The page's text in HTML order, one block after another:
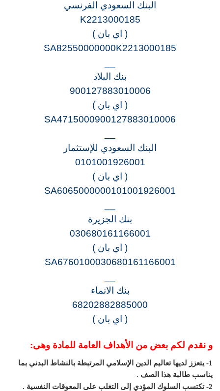
البنك السعودي الفرنسي
K2213000185
( اي بان )
SA82550000000K2213000185
بنك البلاد
900127883010006
( اي بان )
SA4715000900127883010006
البنك السعودي للإستثمار
0101001926001
( اي بان )
SA6065000000101001926001
بنك الجزيرة
030680161166001
( اي بان )
SA6760100030680161166001
بنك الانماء
68202882885000
( اي بان )
و نقدم لكم بعض من الأهداف العامة للمادة وهى:
1- يتعزز لديها تعاليم الدين الإسلامي المرتبطة بالنشاط البدني بما
يناسب طالبة هذا الصف .
2- تكتسب السلوك المؤدي إلى التغلب على المعوقات النفسية .